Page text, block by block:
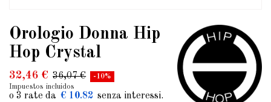
Orologio Donna Hip
Hop Crystal
32,46 € 36,07 € -10%
Impuestos incluidos
€ 10.82